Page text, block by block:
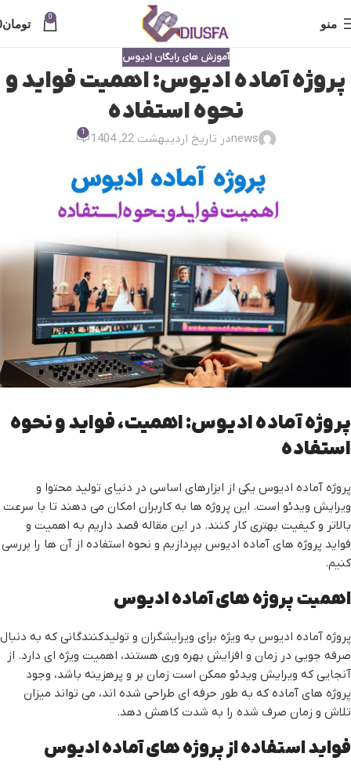
منو 0 تومان
آموزش های رایگان ادیوس
پروژه آماده ادیوس: اهمیت فواید و
نحوه استفاده
newsدر تاریخ اردیبهشت 22, 1404 1
پروژه آماده ادیوس: اهمیت، فواید و نحوه
استفاده
پروژه آماده ادیوس یکی از ابزارهای اساسی در دنیای تولید محتوا و
ویرایش ویدئو است. این پروژه ها به کاربران امکان می دهند تا با سرعت
بالاتر و کیفیت بهتری کار کنند. در این مقاله قصد داریم به اهمیت و
فواید پروژه های آماده ادیوس بپردازیم و نحوه استفاده از آن ها را بررسی
کنیم.
اهمیت پروژه های آماده ادیوس
پروژه آماده ادیوس به ویژه برای ویرایشگران و تولیدکنندگانی که به دنبال
صرفه جویی در زمان و افزایش بهره وری هستند، اهمیت ویژه ای دارد. از
آنجایی که ویرایش ویدئو ممکن است زمان بر و پرهزینه باشد، وجود
پروژه های آماده که به طور حرفه ای طراحی شده اند، می تواند میزان
تلاش و زمان صرف شده را به شدت کاهش دهد.
فواید استفاده از پروژه های آماده ادیوس